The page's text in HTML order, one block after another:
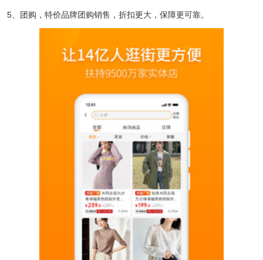
5、团购，特价品牌团购销售，折扣更大，保障更可靠。